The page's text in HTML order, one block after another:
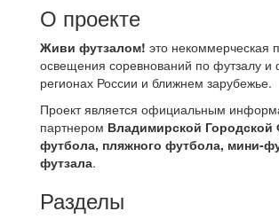
О проекте
Живи футзалом! это некоммерческая
освещения соревнований по футзалу и
регионах России и ближнем зарубежье.
Проект является официальным
партнером Владимирской Городской
футбола, пляжного футбола, мини-
футзала.
Разделы